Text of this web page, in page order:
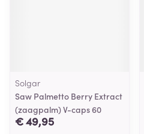
Solgar
Saw Palmetto Berry Extract
(zaagpalm) V-caps 60
€ 49,95